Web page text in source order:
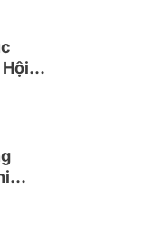
Bộ